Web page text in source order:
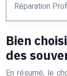
Réparation
Bien
des
En résumé, le